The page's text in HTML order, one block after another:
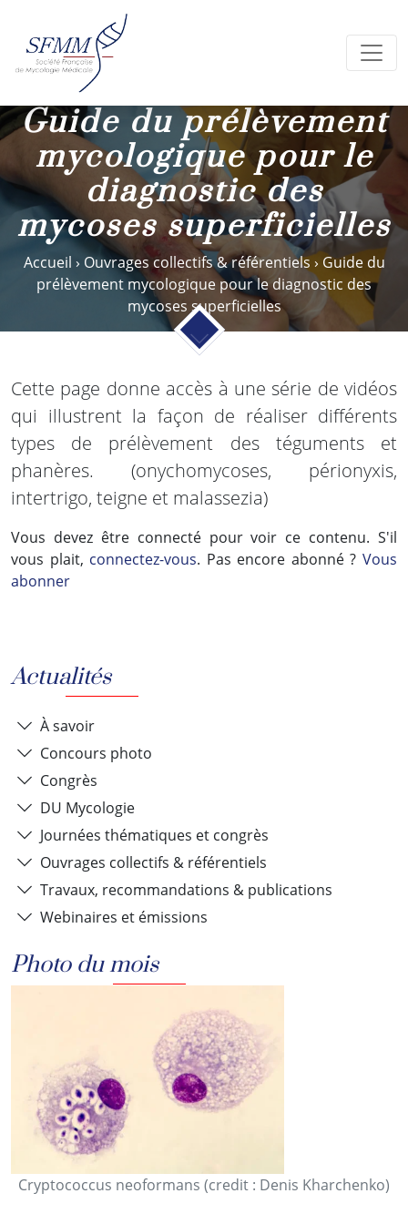
Guide du prélèvement
mycologique pour le
diagnostic des
mycoses superficielles
Accueil › Ouvrages collectifs & référentiels › Guide du
prélèvement mycologique pour le diagnostic des
mycoses superficielles
Actualités
À savoir
Concours photo
Congrès
DU Mycologie
Journées thématiques et congrès
Ouvrages collectifs & référentiels
Travaux, recommandations & publications
Webinaires et émissions
Photo du mois
Cryptococcus neoformans (credit : Denis Kharchenko)
Cette page donne accès à une série de vidéos
qui illustrent la façon de réaliser différents
types de prélèvement des téguments et
phanères. (onychomycoses, périonyxis,
intertrigo, teigne et malassezia)
Vous devez être connecté pour voir ce contenu. S'il
vous plait, connectez-vous. Pas encore abonné ?Vous
abonner